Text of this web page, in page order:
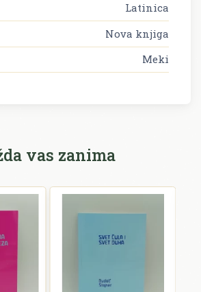
Latinica
Nova knjiga
Meki
vas zanima